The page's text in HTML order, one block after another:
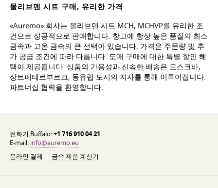
몰리브덴 시트 구매, 유리한 가격
«Auremo» 회사는 몰리브덴 시트 MCH, MCHVP를 유리한 조
건으로 성공적으로 판매합니다. 창고에 항상 높은 품질의 희소
금속과 고온 금속의 큰 선택이 있습니다. 가격은 주문량 및 추
가 공급 조건에 따라 다릅니다. 도매 구매에 대한 특별 할인 혜
택이 제공됩니다. 상품의 가용성과 신속한 배송은 모스크바,
상트페테르부르크, 동유럽 도시의 지사를 통해 이루어집니다.
파트너십 협력을 환영합니다.
전화기 Buffalo:+1 716 910 04 21
E-mail: info@auremo.eu
온라인 결제
금속 제품 계산기